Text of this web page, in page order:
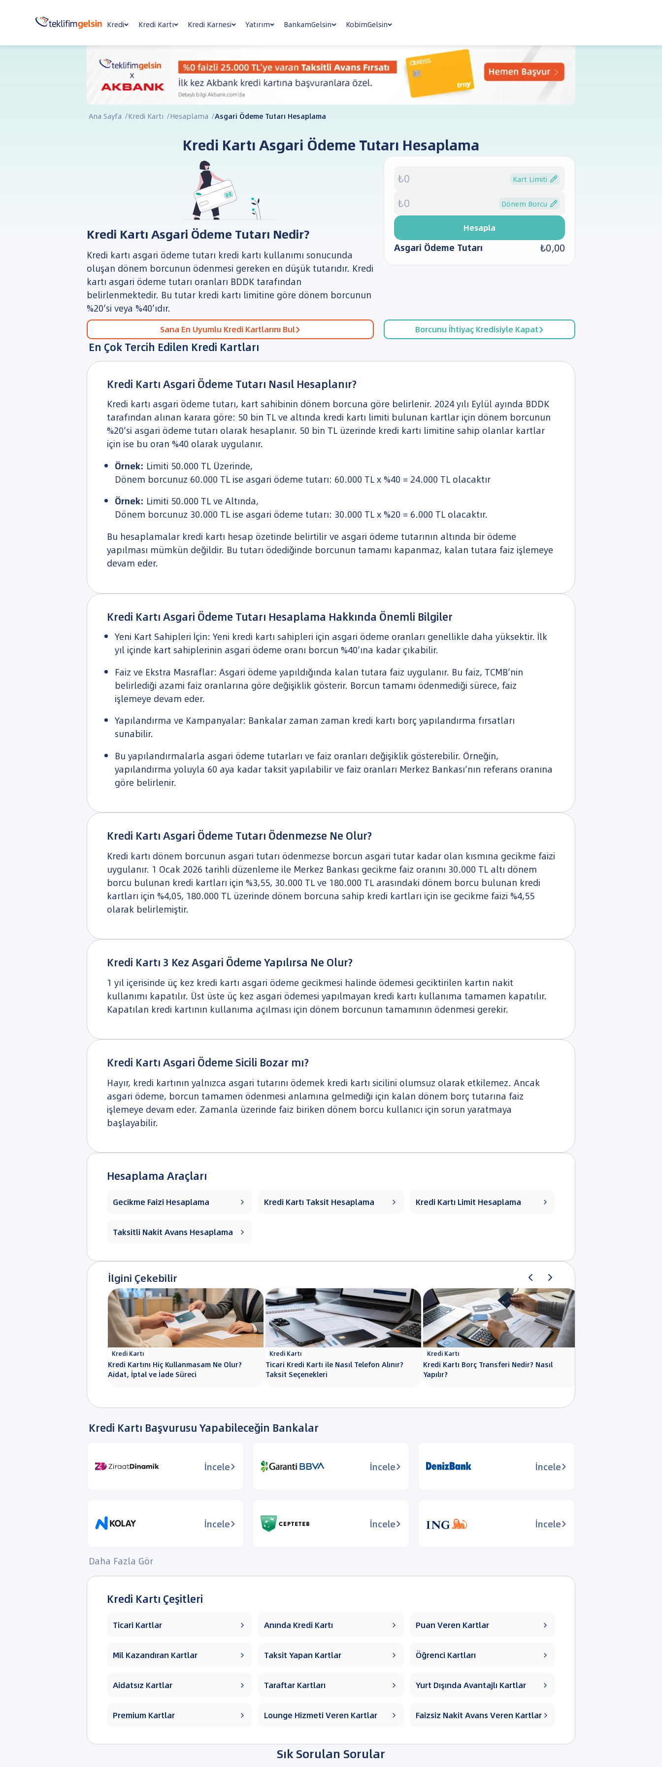
Kredi Kredi Kartı Kredi Karnesi Yatırım BankamGelsin KobimGelsin
Ana Sayfa /Kredi Kartı /Hesaplama /Asgari Ödeme Tutarı Hesaplama
Kredi Kartı Asgari Ödeme Tutarı Hesaplama
Kredi Kartı Asgari Ödeme Tutarı Nedir?
Kredi kartı asgari ödeme tutarı kredi kartı kullanımı sonucunda
oluşan dönem borcunun ödenmesi gereken en düşük tutarıdır. Kredi
kartı asgari ödeme tutarı oranları BDDK tarafından
belirlenmektedir. Bu tutar kredi kartı limitine göre dönem borcunun
%20’si veya %40’ıdır.
Sana En Uyumlu Kredi Kartlarını Bul
Kart Limiti
Dönem Borcu
Hesapla
Asgari Ödeme Tutarı ₺0,00
Borcunu İhtiyaç Kredisiyle Kapat
En Çok Tercih Edilen Kredi Kartları
Kredi Kartı Asgari Ödeme Tutarı Nasıl Hesaplanır?
Kredi kartı asgari ödeme tutarı, kart sahibinin dönem borcuna göre belirlenir. 2024 yılı Eylül ayında BDDK
tarafından alınan karara göre: 50 bin TL ve altında kredi kartı limiti bulunan kartlar için dönem borcunun
%20’si asgari ödeme tutarı olarak hesaplanır. 50 bin TL üzerinde kredi kartı limitine sahip olanlar kartlar
için ise bu oran %40 olarak uygulanır.
Örnek: Limiti 50.000 TL Üzerinde,
Dönem borcunuz 60.000 TL ise asgari ödeme tutarı: 60.000 TL x %40 = 24.000 TL olacaktır
Örnek: Limiti 50.000 TL ve Altında,
Dönem borcunuz 30.000 TL ise asgari ödeme tutarı: 30.000 TL x %20 = 6.000 TL olacaktır.
Bu hesaplamalar kredi kartı hesap özetinde belirtilir ve asgari ödeme tutarının altında bir ödeme
yapılması mümkün değildir. Bu tutarı ödediğinde borcunun tamamı kapanmaz, kalan tutara faiz işlemeye
devam eder.
Kredi Kartı Asgari Ödeme Tutarı Hesaplama Hakkında Önemli Bilgiler
Yeni Kart Sahipleri İçin: Yeni kredi kartı sahipleri için asgari ödeme oranları genellikle daha yüksektir. İlk
yıl içinde kart sahiplerinin asgari ödeme oranı borcun %40’ına kadar çıkabilir.
Faiz ve Ekstra Masraflar: Asgari ödeme yapıldığında kalan tutara faiz uygulanır. Bu faiz, TCMB’nin
belirlediği azami faiz oranlarına göre değişiklik gösterir. Borcun tamamı ödenmediği sürece, faiz
işlemeye devam eder.
Yapılandırma ve Kampanyalar: Bankalar zaman zaman kredi kartı borç yapılandırma fırsatları
sunabilir.
Bu yapılandırmalarla asgari ödeme tutarları ve faiz oranları değişiklik gösterebilir. Örneğin,
yapılandırma yoluyla 60 aya kadar taksit yapılabilir ve faiz oranları Merkez Bankası’nın referans oranına
göre belirlenir.
Kredi Kartı Asgari Ödeme Tutarı Ödenmezse Ne Olur?
Kredi kartı dönem borcunun asgari tutarı ödenmezse borcun asgari tutar kadar olan kısmına gecikme faizi
uygulanır. 1 Ocak 2026 tarihli düzenleme ile Merkez Bankası gecikme faiz oranını 30.000 TL altı dönem
borcu bulunan kredi kartları için %3,55, 30.000 TL ve 180.000 TL arasındaki dönem borcu bulunan kredi
kartları için %4,05, 180.000 TL üzerinde dönem borcuna sahip kredi kartları için ise gecikme faizi %4,55
olarak belirlemiştir.
Kredi Kartı 3 Kez Asgari Ödeme Yapılırsa Ne Olur?
1 yıl içerisinde üç kez kredi kartı asgari ödeme gecikmesi halinde ödemesi geciktirilen kartın nakit
kullanımı kapatılır. Üst üste üç kez asgari ödemesi yapılmayan kredi kartı kullanıma tamamen kapatılır.
Kapatılan kredi kartının kullanıma açılması için dönem borcunun tamamının ödenmesi gerekir.
Kredi Kartı Asgari Ödeme Sicili Bozar mı?
Hayır, kredi kartının yalnızca asgari tutarını ödemek kredi kartı sicilini olumsuz olarak etkilemez. Ancak
asgari ödeme, borcun tamamen ödenmesi anlamına gelmediği için kalan dönem borç tutarına faiz
işlemeye devam eder. Zamanla üzerinde faiz biriken dönem borcu kullanıcı için sorun yaratmaya
başlayabilir.
Hesaplama Araçları
Gecikme Faizi Hesaplama  Kredi Kartı Taksit Hesaplama  Kredi Kartı Limit Hesaplama 
Taksitli Nakit Avans Hesaplama 
İlgini Çekebilir
Kredi Kartı
Kredi Kartını Hiç Kullanmasam Ne Olur?
Aidat, İptal ve İade Süreci
Kredi Kartı
Ticari Kredi Kartı ile Nasıl Telefon Alınır?
Taksit Seçenekleri
Kredi Kartı
Kredi Kartı Borç Transferi Nedir? Nasıl
Yapılır?
Kredi Kartı Başvurusu Yapabileceğin Bankalar
İncele İncele İncele
İncele İncele İncele
Daha Fazla Gör
Kredi Kartı Çeşitleri
Ticari Kartlar  Anında Kredi Kartı  Puan Veren Kartlar 
Mil Kazandıran Kartlar  Taksit Yapan Kartlar  Öğrenci Kartları 
Aidatsız Kartlar  Taraftar Kartları  Yurt Dışında Avantajlı Kartlar 
Premium Kartlar  Lounge Hizmeti Veren Kartlar  Faizsiz Nakit Avans Veren Kartlar
Sık Sorulan Sorular